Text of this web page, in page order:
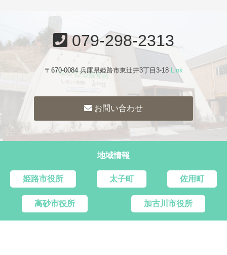
079-298-2313
〒670-0084 兵庫県姫路市東辻井3丁目3-18 Link
お問い合わせ
地域情報
姫路市役所 太子町 佐用町
高砂市役所 加古川市役所